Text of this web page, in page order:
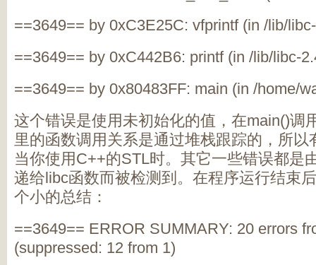
==3649== by 0xC3E25C: vfprintf (in /lib/
==3649== by 0xC442B6: printf (in /lib/libc-
==3649== by 0x80483FF: main (in /home/
这个错误是使用未初始化的值，在main()调
里的函数调用关系是通过堆栈跟踪的，所
当你使用 C++的STL时。其它一些错误都是
递给libc函数而被检测到。在程序运行结束
个小的总结：
==3649== ERROR SUMMARY: 20 errors
(suppressed: 12 from 1)